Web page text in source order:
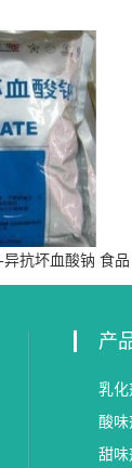
抗坏血酸钠 食品
剂
产
乳化
酸味
甜味